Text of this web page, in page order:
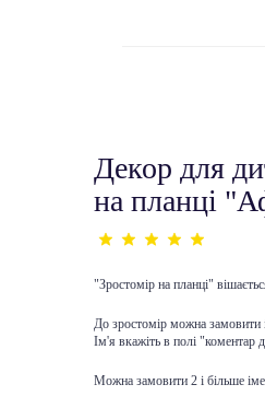
Декор для
на планці
"Зростомір на планці"
До зростомір можна замовити
Ім'я вкажіть в полі "коментар
Можна замовити 2 і більше